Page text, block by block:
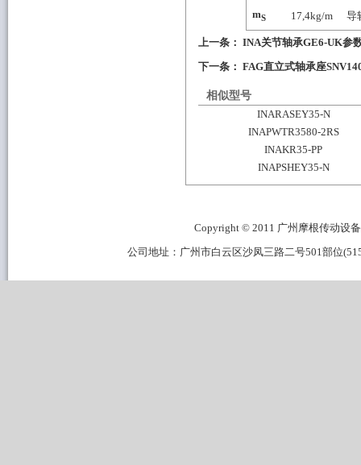
mS 17,4kg/m 导
上一条： INA关节轴承GE6-UK参
下一条： FAG直立式轴承座
相似型号
INARASEY35-N
INAPWTR3580-2RS
INAKR35-PP
INAPSHEY35-N
Copyright © 2011 广州摩根传动设
公司地址：广州市白云区沙凤三路二号501部位